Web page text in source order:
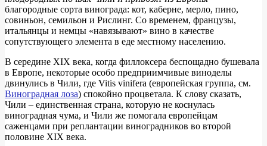
благородные сорта винограда: кот, каберне, мерло, пино,
совиньон, семильон и Рислинг. Со временем, французы,
итальянцы и немцы «навязывают» вино в качестве
сопутствующего элемента в еде местному населению.
В середине XIX века, когда филлоксера беспощадно бушевала
в Европе, некоторые особо предприимчивые виноделы
двинулись в Чили, где Vitis vinifera (европейская группа, см.
Виноградная лоза) спокойно процветала. К слову сказать,
Чили – единственная страна, которую не коснулась
виноградная чума, и Чили же помогала европейцам
саженцами при реплантации виноградников во второй
половине XIX века.